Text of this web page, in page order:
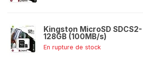
Kingston MicroSD SDCS2-
128GB (100MB/s)
En rupture de stock